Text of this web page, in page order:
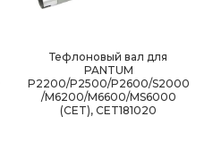
Тефлоновый вал для
PANTUM
P2200/P2500/P2600/S2000
/M6200/M6600/MS6000
(CET), CET181020